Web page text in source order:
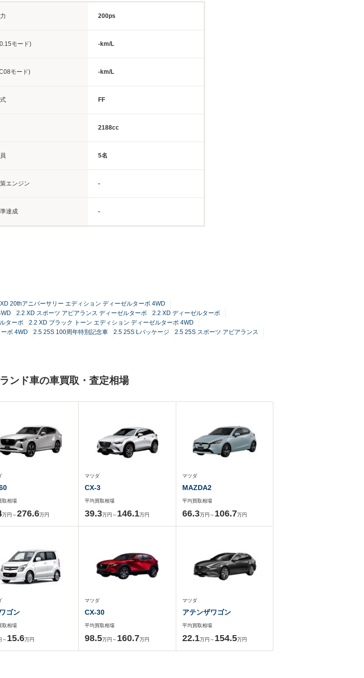
200ps
モード) -km/L
モード) -km/L
FF
2188cc
5名
エンジン -
達成 -
20thアニバーサリー エディション ディーゼルターボ 4WD
2.2 XD スポーツ アピアランス ディーゼルターボ
2.2 XD ディーゼルターボ
ターボ
2.2 XD ブラック トーン エディション ディーゼルターボ 4WD
ボ 4WD 2.5 25S 100周年特別記念車 2.5 25S Lパッケージ
2.5 25S スポーツ アピアランス
ンド車の車買取・査定相場
取相場
万円～276.6万円
マツダ
CX-3
平均買取相場
39.3万円～ 146.1万円
マツダ
MAZDA2
平均買取相場
66.3万円～ 106.7万円
ゴン
取相場
～ 15.6万円
マツダ
CX-30
平均買取相場
98.5万円～ 160.7万円
マツダ
アテンザワゴン
平均買取相場
22.1万円～ 154.5万円